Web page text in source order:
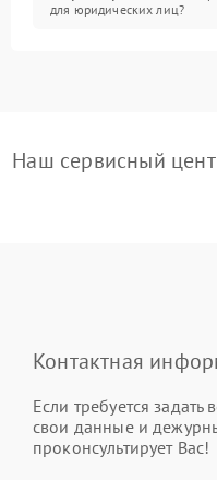
для юридических лиц?
Наш сервисный
Контактная
Если требуется задать
свои данные и
проконсультирует Вас!